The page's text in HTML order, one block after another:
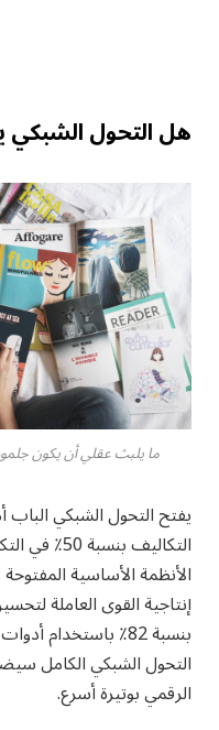
هل التحول الشبكي
ما يلبث عقلي أن يكون
يفتح التحول الشبكي
التكاليف
إنتاجية القوى العاملة
بنسبة 82٪ باستخدام
التحول الشبكي الكامل
الرقمي بوتيرة أسرع.